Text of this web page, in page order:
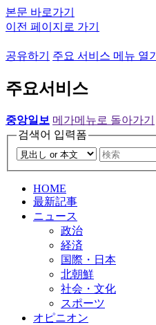
본문 바로가기
이전 페이지로 가기
공유하기 주요 서비스 메뉴 열기
주요서비스
중앙일보 메가메뉴로 돌아가기
검색어 입력폼
HOME
最新記事
ニュース
政治
経済
国際・日本
北朝鮮
社会・文化
スポーツ
オピニオン